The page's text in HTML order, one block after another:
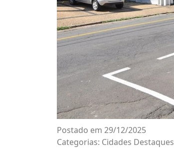
Postado em 29/12/2025
Categorias: Cidades Destaques